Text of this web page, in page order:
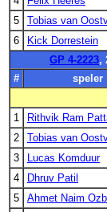
5
Tobias van
6
Kick Dorrestein
GP 4-2223,
#
speler
1
Rithvik Ram
2
Tobias van
3
Lucas Komduur
4
Dhruv Patil
5
Ahmet Naim